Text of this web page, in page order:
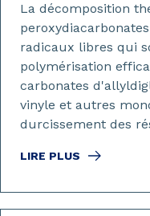
LIRE PLUS
La décomposition
radicaux libres qui
polymérisation
carbonates
vinyle et autres
durcissement des